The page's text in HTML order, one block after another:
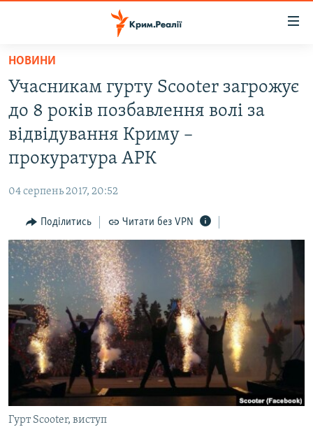
Перейти
основного
матеріалу
Перейти
до
основної
Перейти
пошуку
ВІДЕО ТА ФОТО
ПОГЛЯД
ІНТЕРВ'Ю
ВСЕ ЗА ДЕНЬ
СПЕЦПРОЕКТИ
ДЕПОРТАЦІЯ
ВІДЕОУРОКИ «ELIFBE»
СВІДЧЕННЯ ОКУПАЦІЇ
УКРАЇНСЬКА ПРОБЛЕМА КРИМУ
ІНФОГРАФІКА
ЯК ОБІЙТИ БЛОКУВАННЯ
Русский
Qırımtatar
ДОЛУЧАЙСЯ!
НОВИНИ
Учасникам гурту Scooter загрожує
до 8 років позбавлення волі за
відвідування Криму –
прокуратура АРК
04 серпень 2017, 20:52
Поділитись Читати без VPN
Гурт Scooter, виступ